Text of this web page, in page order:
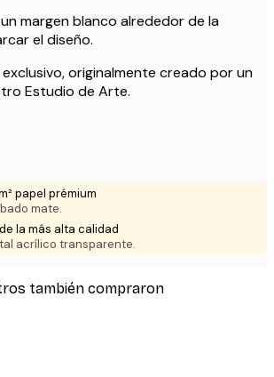
margen blanco alrededor de la
el diseño.
originalmente creado por un
Estudio de Arte.
papel prémium
mate.
la más alta calidad
acrílico transparente.
también compraron